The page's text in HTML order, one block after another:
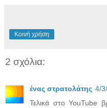
Κοινή χρήση
2 σχόλια:
ένας στρατολάτης 4/
Τελικά στο YouTube